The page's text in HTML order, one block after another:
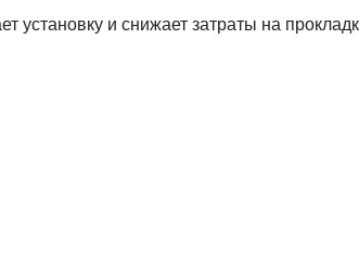
установку и снижает затраты на